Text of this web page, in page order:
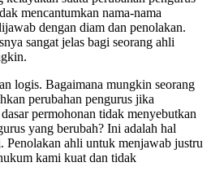
mencantumkan nama-nama
dengan diam dan penolakan.
sangat jelas bagi seorang ahli
logis. Bagaimana mungkin seorang
perubahan pengurus jika
permohonan tidak menyebutkan
yang berubah? Ini adalah hal
Penolakan ahli untuk menjawab justru
kami kuat dan tidak